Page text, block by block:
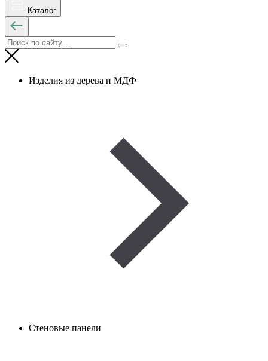
Каталог
Изделия из дерева и МДФ
Стеновые панели